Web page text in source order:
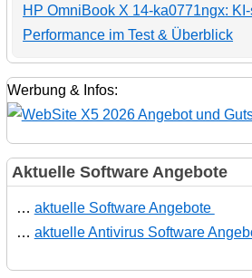
HP OmniBook X 14-ka0771ngx:
Performance im Test & Überblick
Werbung & Infos:
Aktuelle Software Angebote
… aktuelle Software Angebote
… aktuelle Antivirus Software